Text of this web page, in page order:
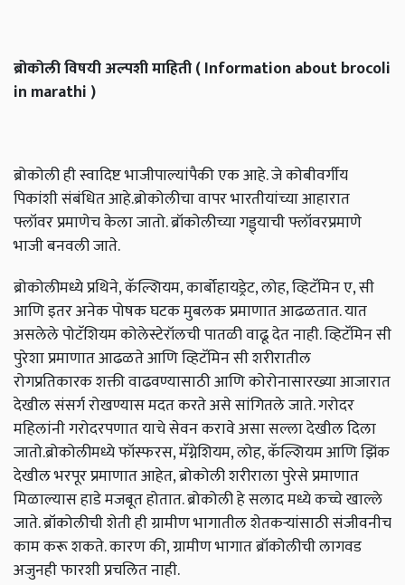
ब्रोकोलीविषयीअल्पशीमाहिती( Information about brocoli
in marathi )
ब्रोकोली ही स्वादिष्ट भाजीपाल्यांपैकी एक आहे. जे कोबीवर्गीय
पिकांशी संबंधित आहे.ब्रोकोलीचा वापर भारतीयांच्या आहारात
फ्लॉवर प्रमाणेच केला जातो. ब्रॉकोलीच्या गड्ड्याची फ्लॉवरप्रमाणे
भाजी बनवली जाते.
ब्रोकोलीमध्ये प्रथिने, कॅल्शियम, कार्बोहायड्रेट, लोह, व्हिटॅमिन ए, सी
आणि इतर अनेक पोषक घटक मुबलक प्रमाणात आढळतात. यात
असलेले पोटॅशियम कोलेस्टेरॉलची पातळी वाढू देत नाही. व्हिटॅमिन सी
पुरेशा प्रमाणात आढळते आणि व्हिटॅमिन सी शरीरातील
रोगप्रतिकारक शक्ती वाढवण्यासाठी आणि कोरोनासारख्या आजारात
देखील संसर्ग रोखण्यास मदत करते असे सांगितले जाते. गरोदर
महिलांनी गरोदरपणात याचे सेवन करावे असा सल्ला देखील दिला
जातो.ब्रोकोलीमध्ये फॉस्फरस, मॅग्नेशियम, लोह, कॅल्शियम आणि झिंक
देखील भरपूर प्रमाणात आहेत, ब्रोकोली शरीराला पुरेसे प्रमाणात
मिळाल्यास हाडे मजबूत होतात. ब्रोकोली हे सलाद मध्ये कच्चे खाल्ले
जाते. ब्रॉकोलीची शेती ही ग्रामीण भागातील शेतकऱ्यांसाठी संजीवनीच
काम करू शकते. कारण की, ग्रामीण भागात ब्रॉकोलीची लागवड
अजुनही फारशी प्रचलित नाही.